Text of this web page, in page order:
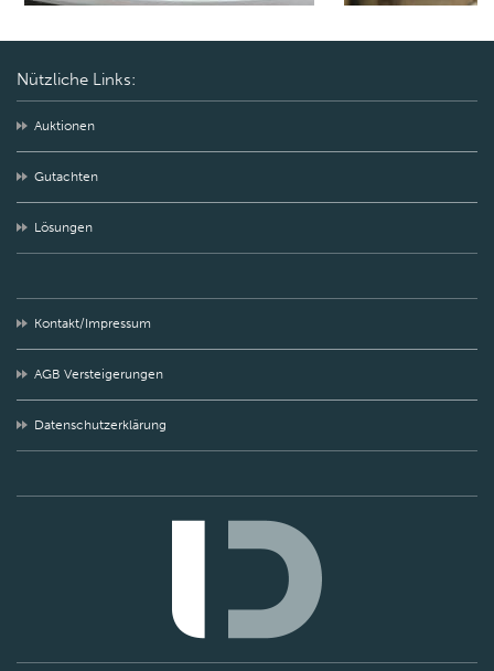
Nützliche Links:
Auktionen
Gutachten
Lösungen
Kontakt/Impressum
AGB Versteigerungen
Datenschutzerklärung